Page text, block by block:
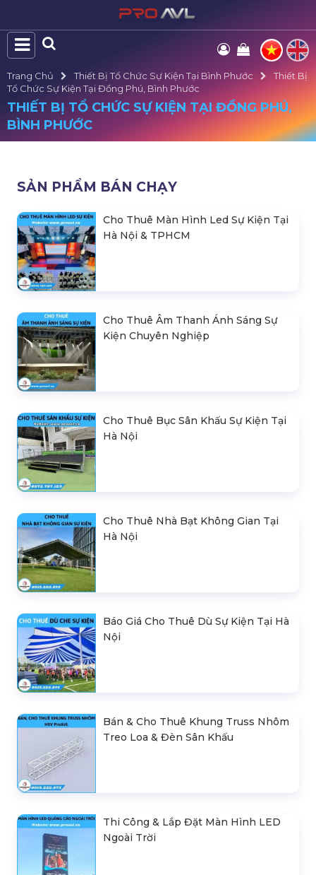
Trang Chủ Thiết Bị Tổ Chức Sự Kiện Tại Bình Phước
Thiết Bị
Tổ Chức Sự Kiện Tại Đồng Phú, Bình Phước
THIẾT BỊ TỔ CHỨC SỰ KIỆN TẠI ĐỒNG PHÚ,
BÌNH PHƯỚC
SẢN PHẨM BÁN CHẠY
Cho Thuê Màn Hình Led Sự Kiện Tại
Hà Nội & TPHCM
Cho Thuê Âm Thanh Ánh Sáng Sự
Kiện Chuyên Nghiệp
Cho Thuê Bục Sân Khấu Sự Kiện Tại
Hà Nội
Cho Thuê Nhà Bạt Không Gian Tại
Hà Nội
Báo Giá Cho Thuê Dù Sự Kiện Tại Hà
Nội
Bán & Cho Thuê Khung Truss Nhôm
Treo Loa & Đèn Sân Khấu
Thi Công & Lắp Đặt Màn Hình LED
Ngoài Trời